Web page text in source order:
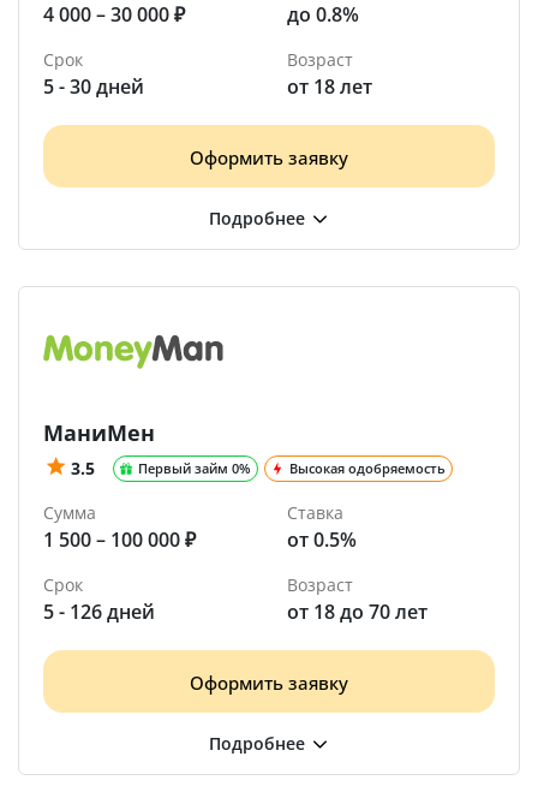
4 000 – 30 000 ₽ до 0.8%
Срок
5 - 30 дней
Возраст
от 18 лет
Оформить заявку
МаниМен
3.5 Первый займ 0% Высокая одобряемость
Сумма
1 500 – 100 000 ₽
Ставка
от 0.5%
Срок
5 - 126 дней
Возраст
от 18 до 70 лет
Оформить заявку